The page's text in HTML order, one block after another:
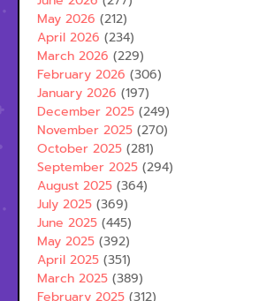
May 2026 (212)
April 2026 (234)
March 2026 (229)
February 2026 (306)
January 2026 (197)
December 2025 (249)
November 2025 (270)
October 2025 (281)
September 2025 (294)
August 2025 (364)
July 2025 (369)
June 2025 (445)
May 2025 (392)
April 2025 (351)
March 2025 (389)
February 2025 (312)